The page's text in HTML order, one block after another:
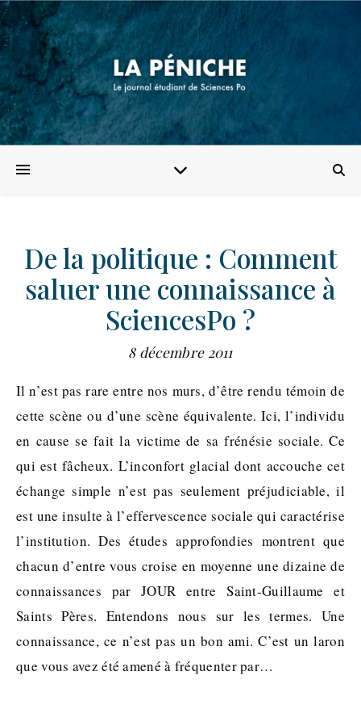
De la politique : Comment
saluer une connaissance à
SciencesPo ?
8 décembre 2011
Il n’est pas rare entre nos murs, d’être rendu témoin de
cette scène ou d’une scène équivalente. Ici, l’individu
en cause se fait la victime de sa frénésie sociale. Ce
qui est fâcheux. L’inconfort glacial dont accouche cet
échange simple n’est pas seulement préjudiciable, il
est une insulte à l’effervescence sociale qui caractérise
l’institution. Des études approfondies montrent que
chacun d’entre vous croise en moyenne une dizaine de
connaissances par JOUR entre Saint-Guillaume et
Saints Pères. Entendons nous sur les termes. Une
connaissance, ce n’est pas un bon ami. C’est un laron
que vous avez été amené à fréquenter par…